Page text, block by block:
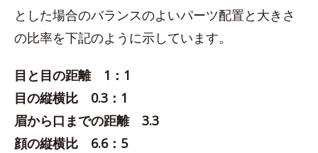
とした場合のバランスのよいパーツ配置と大きさ
の比率を下記のように示しています。
目と目の距離 1：1
目の縦横比 0.3：1
眉から口までの距離 3.3
顔の縦横比 6.6：5